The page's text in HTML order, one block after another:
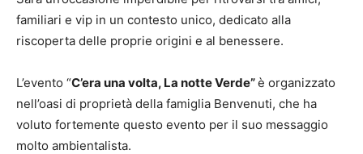
familiari e vip in un contesto unico, dedicato alla
riscoperta delle proprie origini e al benessere.
L’evento “C’era una volta, La notte Verde”è organizzato
nell’oasi di proprietà della famiglia Benvenuti, che ha
voluto fortemente questo evento per il suo messaggio
molto ambientalista.